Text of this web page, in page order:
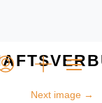
Next image →